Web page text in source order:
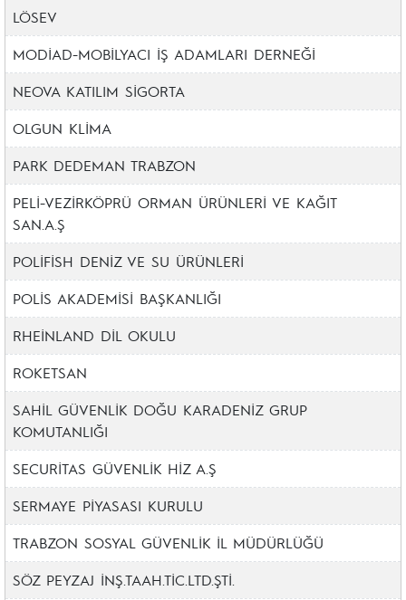
LÖSEV
MODİAD-MOBİLYACI İŞ ADAMLARI DERNEĞİ
NEOVA KATILIM SİGORTA
OLGUN KLİMA
PARK DEDEMAN TRABZON
PELİ-VEZİRKÖPRÜ ORMAN ÜRÜNLERİ VE KAĞIT
SAN.A.Ş
POLİFİSH DENİZ VE SU ÜRÜNLERİ
POLİS AKADEMİSİ BAŞKANLIĞI
RHEİNLAND DİL OKULU
ROKETSAN
SAHİL GÜVENLİK DOĞU KARADENİZ GRUP
KOMUTANLIĞI
SECURİTAS GÜVENLİK HİZ A.Ş
SERMAYE PİYASASI KURULU
TRABZON SOSYAL GÜVENLİK İL MÜDÜRLÜĞÜ
SÖZ PEYZAJ İNŞ.TAAH.TİC.LTD.ŞTİ.